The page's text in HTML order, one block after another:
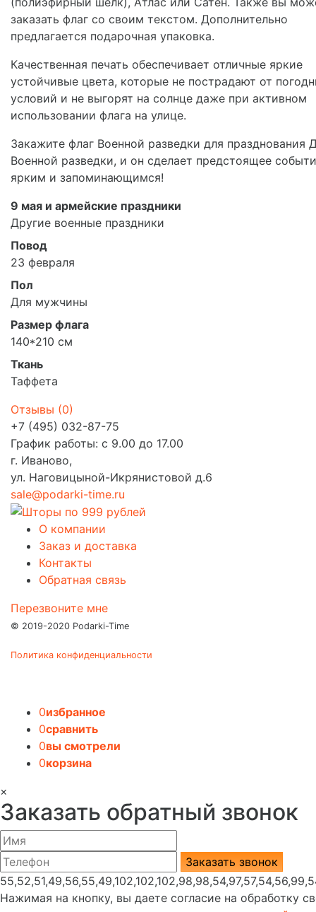
заказать флаг со своим текстом. Дополнительно
предлагается подарочная упаковка.
Качественная печать обеспечивает отличные яркие
устойчивые цвета, которые не пострадают от
условий и не выгорят на солнце даже при активном
использовании флага на улице.
Закажите флаг Военной разведки для празднования
Военной разведки, и он сделает предстоящее
ярким и запоминающимся!
9 мая и армейские праздники
Другие военные праздники
Повод
23 февраля
Пол
Для мужчины
Размер флага
140*210 см
Ткань
Таффета
Отзывы (0)
+7 (495) 032-87-75
График работы: с 9.00 до 17.00
г. Иваново,
ул. Наговицыной-Икрянистовой д.6
sale@podarki-time.ru
О компании
Заказ и доставка
Контакты
Обратная связь
Перезвоните мне
© 2019-2020 Podarki-Time
Политика конфиденциальности
0избранное
0сравнить
0вы смотрели
0корзина
×
Заказать обратный звонок
Нажимая на кнопку, вы даете согласие на обработку